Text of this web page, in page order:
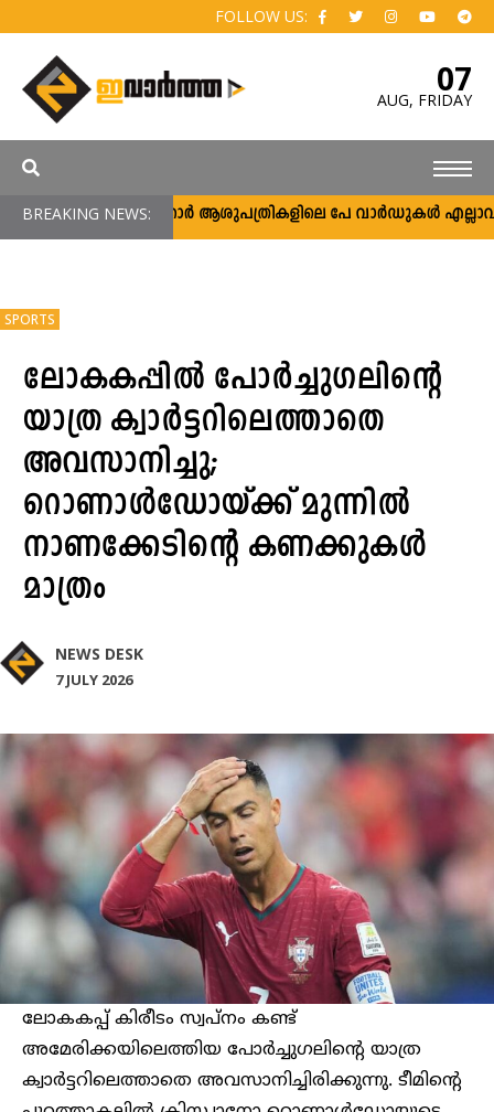
FOLLOW US:
07
AUG, FRIDAY
BREAKING NEWS:സർക്കാർ ആശുപത്രികളിലെ പേ വാർഡുകൾ
SPORTS
ലോകകപ്പിൽ പോർച്ചുഗലിന്റെ
യാത്ര ക്വാർട്ടറിലെത്താതെ
അവസാനിച്ചു;
റൊണാൾഡോയ്ക്ക് മുന്നിൽ
നാണക്കേടിന്റെ കണക്കുകൾ
മാത്രം
NEWS DESK
7 JULY 2026
ലോകകപ്പ് കിരീടം സ്വപ്നം കണ്ട്
അമേരിക്കയിലെത്തിയ പോർച്ചുഗലിന്റെ യാത്ര
ക്വാർട്ടറിലെത്താതെ അവസാനിച്ചിരിക്കുന്നു. ടീമിന്റെ